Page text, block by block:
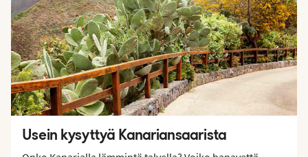
Usein kysyttyä Kanariansaarista